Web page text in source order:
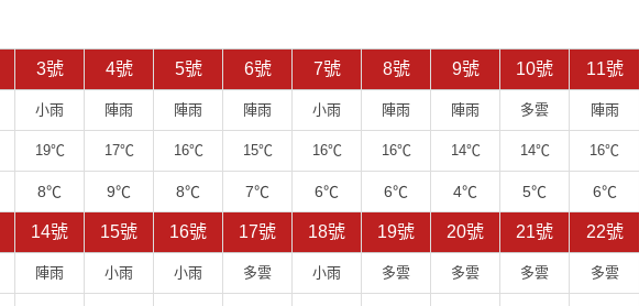
3號 4號 5號 6號 7號 8號 9號 10號 11號
小雨 陣雨 陣雨 陣雨 小雨 陣雨 陣雨 多雲 陣雨
19℃ 17℃ 16℃ 15℃ 16℃ 16℃ 14℃ 14℃ 16℃
8℃ 9℃ 8℃ 7℃ 6℃ 6℃ 4℃ 5℃ 6℃
14號 15號 16號 17號 18號 19號 20號 21號 22號
陣雨 小雨 小雨 多雲 小雨 多雲 多雲 多雲 多雲